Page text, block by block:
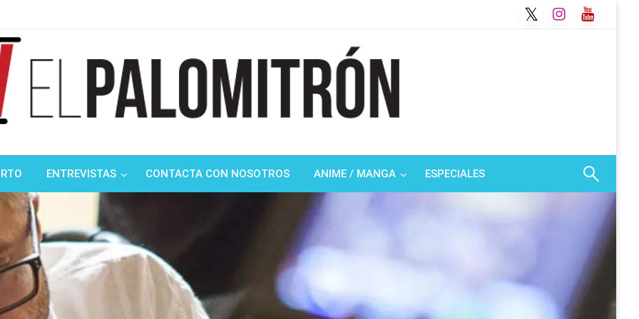
ENTREVISTAS CONTACTA CON NOSOTROS ANIME / MANGA ESPECIALES